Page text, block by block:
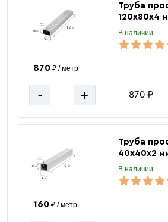
Труба
120х80х4
В наличии
870₽ / метр
- + 870 ₽
Труба
40х40х2
В наличии
160₽ / метр